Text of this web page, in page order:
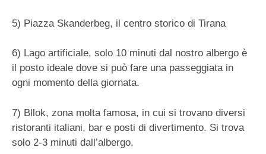
5) Piazza Skanderbeg, il centro storico di Tirana
6) Lago artificiale, solo 10 minuti dal nostro albergo è
il posto ideale dove si può fare una passeggiata in
ogni momento della giornata.
7) Bllok, zona molta famosa, in cui si trovano diversi
ristoranti italiani, bar e posti di divertimento. Si trova
solo 2-3 minuti dall’albergo.